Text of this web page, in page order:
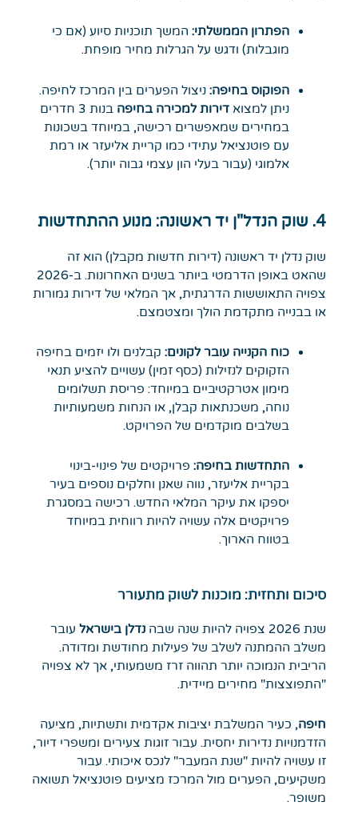
הפתרון הממשלתי: המשך תוכניות סיוע (אם כי
מוגבלות) ודגש על הגרלות מחיר מופחת.
הפוקוס בחיפה: ניצול הפערים בין המרכז לחיפה.
ניתן למצואדירות למכירה בחיפה
בנות 3 חדרים
במחירים שמאפשרים רכישה, במיוחד בשכונות
עם פוטנציאל עתידי כמו קריית אליעזר או רמת
אלמוגי (עבור בעלי הון עצמי גבוה יותר).
4. שוק הנדל"ן יד ראשונה: מנוע ההתחדשות
שוק נדלן יד ראשונה (דירות חדשות מקבלן) הוא זה
שהאט באופן הדרמטי ביותר בשנים האחרונות. ב-2026
צפויה התאוששות הדרגתית, אך המלאי של דירות גמורות
או בבנייה מתקדמת הולך ומצטמצם.
כוח הקנייה עובר לקונים: קבלנים ולו יזמים בחיפה
הזקוקים לנזילות (כסף זמין) עשויים להציע תנאי
מימון אטרקטיביים במיוחד: פריסת תשלומים
נוחה, משכנתאות קבלן, או הנחות משמעותיות
בשלבים מוקדמים של הפרויקט.
התחדשות בחיפה: פרויקטים של פינוי-בינוי
בקריית אליעזר, נווה שאנן וחלקים נוספים בעיר
יספקו את עיקר המלאי החדש. רכישה במסגרת
פרויקטים אלה עשויה להיות רווחית במיוחד
בטווח הארוך.
סיכום ותחזית: מוכנות לשוק מתעורר
שנת 2026 צפויה להיות שנה שבה נדלן בישראל עובר
משלב ההמתנה לשלב של פעילות מחודשת ומדודה.
הריבית הנמוכה יותר תהווה זרז משמעותי, אך לא צפויה
"התפוצצות" מחירים מיידית.
חיפה, כעיר המשלבת יציבות אקדמית ותשתיות, מציעה
הזדמנויות נדירות יחסית. עבור זוגות צעירים ומשפרי דיור,
זו עשויה להיות "שנת המעבר" לנכס איכותי. עבור
משקיעים, הפערים מול המרכז מציעים פוטנציאל תשואה
משופר.